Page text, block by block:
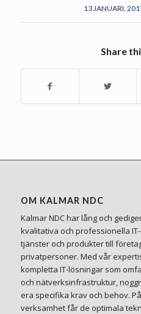
13 JANUARI,
/
Share
OM KALMAR NDC
Kalmar NDC har lång och
kvalitativa och professionella
tjänster och produkter till
privatpersoner. Med vår
kompletta IT-lösningar som
och nätverksinfrastruktur,
era specifika krav och behov.
verksamhet får de optimala